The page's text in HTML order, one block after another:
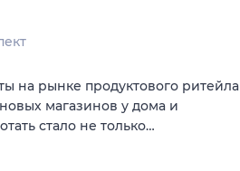
на рынке продуктового ритейла
магазинов у дома и
стало не только…